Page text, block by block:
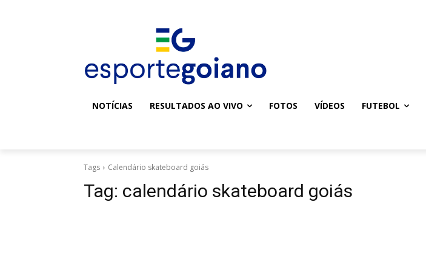
NOTÍCIAS RESULTADOS AO VIVO FOTOS VÍDEOS FUTEBOL
Tags Calendário skateboard goiás
Tag: calendário skateboard goiás